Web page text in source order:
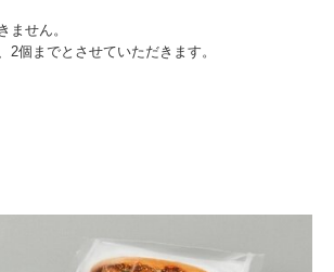
ません。
個までとさせていただきます。